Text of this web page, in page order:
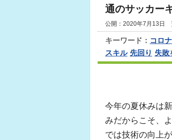
通のサッカー
公開：2020年7月13日
キーワード： コロナ
スキル 先回り 失敗
今年の夏休みは
みだからこそ、
では技術の向上